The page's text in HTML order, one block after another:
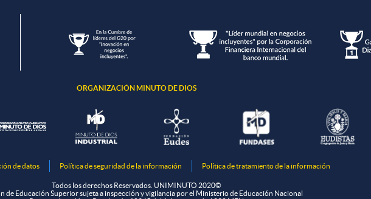
ORGANIZACIÓN MINUTO DE DIOS
de datos Política de seguridad de la información Política de tratamiento de la información
Todos los derechos Reservados. UNIMINUTO 2020©
de Educación Superior sujeta a inspección y vigilancia por el Ministerio de Educación Nacional